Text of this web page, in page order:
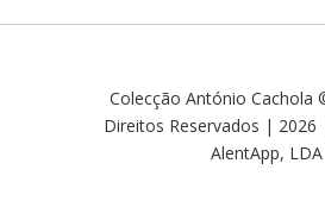
Colecção António
Direitos Reservados | 2026
AlentApp, LDA